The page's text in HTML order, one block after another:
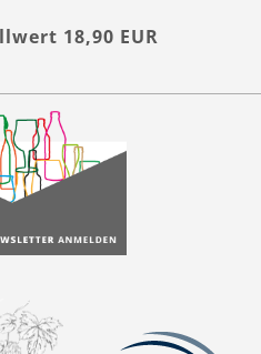
18,90 EUR